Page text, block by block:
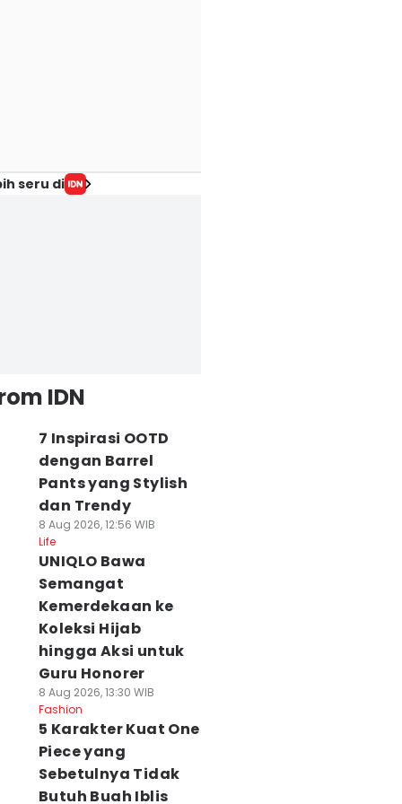
seru di
IDN
7 Inspirasi OOTD
dengan Barrel
Pants yang Stylish
dan Trendy
8 Aug 2026, 12:56 WIB
Life
UNIQLO Bawa
Semangat
Kemerdekaan ke
Koleksi Hijab
hingga Aksi untuk
Guru Honorer
8 Aug 2026, 13:30 WIB
Fashion
5 Karakter Kuat One
Piece yang
Sebetulnya Tidak
Butuh Buah Iblis